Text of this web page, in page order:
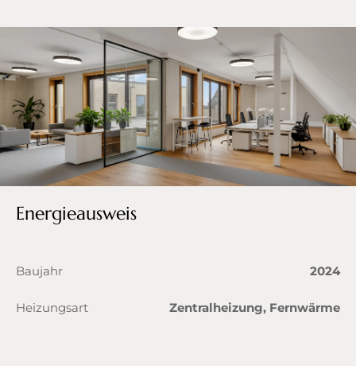
Energieausweis
Baujahr 2024
Heizungsart Zentralheizung, Fernwärme